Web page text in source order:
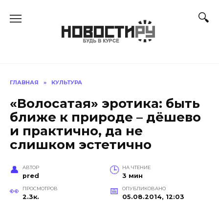
ГЛАВНАЯ » КУЛЬТУРА
«Волосатая» эротика: быть
ближе к природе – дёшево
и практично, да не
слишком эстетично
АВТОР
pred
НА ЧТЕНИЕ
3 мин
ПРОСМОТРОВ
2.3к.
ОПУБЛИКОВАНО
05.08.2014, 12:03